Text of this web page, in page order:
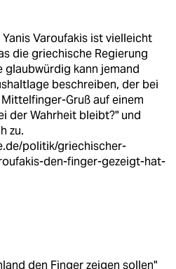
Varoufakis ist vielleicht
die griechische Regierung
glaubwürdig kann jemand
beschreiben, der bei
Gruß auf einem
der Wahrheit bleibt?" und
zu.
politik/griechischer-
den-finger-gezeigt-hat-
den Finger zeigen sollen"